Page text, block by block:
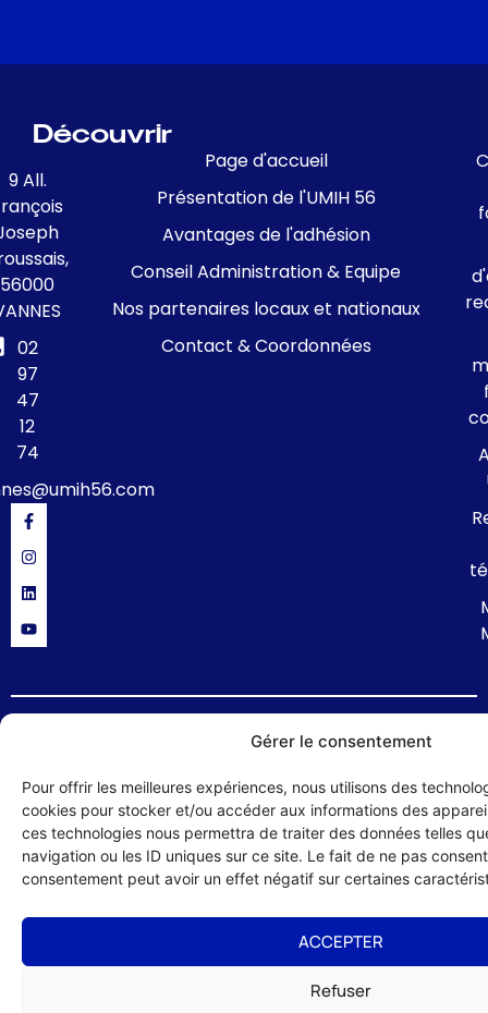
Gérer le consentement
Pour offrir les meilleures expériences, nous utilisons des
cookies pour stocker et/ou accéder aux informations des
ces technologies nous permettra de traiter des données telles
navigation ou les ID uniques sur ce site. Le fait de ne pas
consentement peut avoir un effet négatif sur certaines
ACCEPTER
Refuser
9 All.
56000
02
97
47
12
74
Découvrir
Page d'accueil
Présentation de l'UMIH 56
Avantages de l'adhésion
Conseil Administration & Equipe
Nos partenaires locaux et nationaux
Contact & Coordonnées
© 2024 UMIH 56 : Union des Métiers et des Industries de l'Hôtellerie du
Morbihan – site réalisé par :Studio HLG
Mentions légales Formulaire de contact